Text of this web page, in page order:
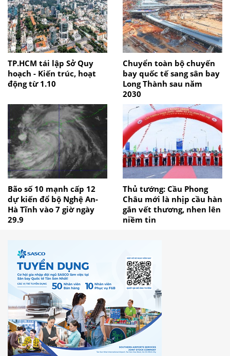
TP.HCM tái lập Sở Quy
hoạch - Kiến trúc, hoạt
động từ 1.10
Chuyển toàn bộ chuyến
bay quốc tế sang sân bay
Long Thành sau năm
2030
Bão số 10 mạnh cấp 12
dự kiến đổ bộ Nghệ An-
Hà Tĩnh vào 7 giờ ngày
29.9
Thủ tướng: Cầu Phong
Châu mới là nhịp cầu hàn
gắn vết thương, nhen lên
niềm tin